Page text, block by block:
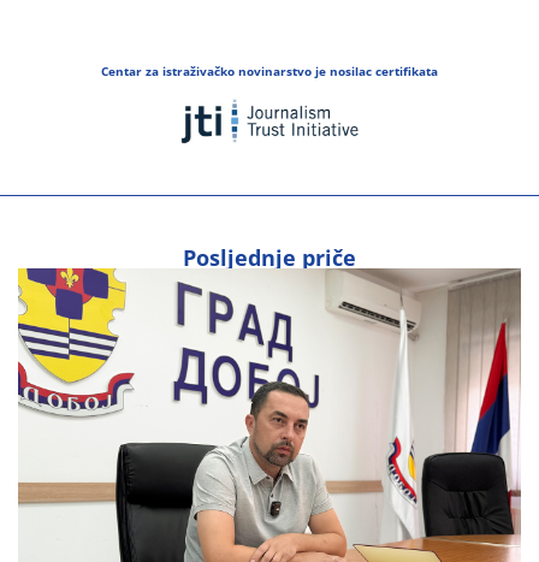
Centar za istraživačko novinarstvo je nosilac certifikata
Posljednje priče